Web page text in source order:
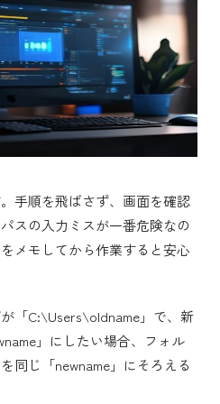
手順を飛ばさず、画面を確認
スの入力ミスが一番危険なの
メモしてから作業すると安心
「C:\Users\oldname」で、新
」にしたい場合、フォル
同じ「newname」にそろえる